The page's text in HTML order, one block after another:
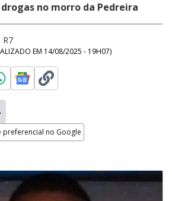
no morro da Pedreira
R7
EM 14/08/2025 - 19H07)
no Google